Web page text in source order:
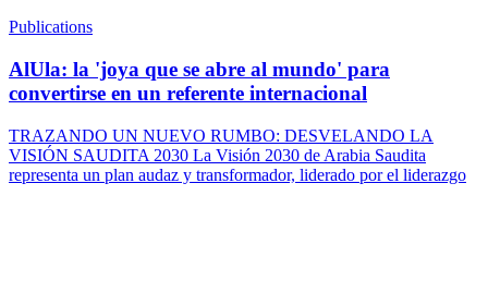
Publications
AlUla: la 'joya que se abre al mundo' para
convertirse en un referente internacional
TRAZANDO UN NUEVO RUMBO: DESVELANDO LA
VISIÓN SAUDITA 2030 La Visión 2030 de Arabia Saudita
representa un plan audaz y transformador, liderado por el liderazgo